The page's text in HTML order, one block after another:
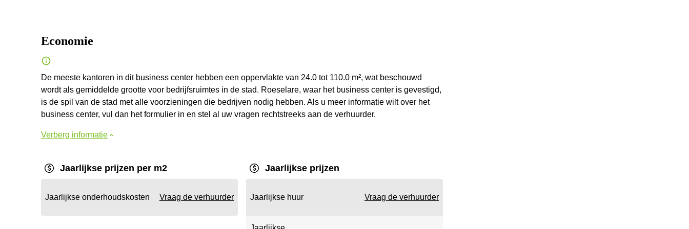
Economie
De meeste kantoren in dit business center hebben een oppervlakte van 24.0 tot 110.0 m², wat beschouwd
wordt als gemiddelde grootte voor bedrijfsruimtes in de stad. Roeselare, waar het business center is gevestigd,
is de spil van de stad met alle voorzieningen die bedrijven nodig hebben. Als u meer informatie wilt over het
business center, vul dan het formulier in en stel al uw vragen rechtstreeks aan de verhuurder.
Verberg informatie
Jaarlijkse prijzen per m2
Jaarlijkse onderhoudskosten Vraag de verhuurder
Jaarlijkse prijzen
Jaarlijkse huur Vraag de verhuurder